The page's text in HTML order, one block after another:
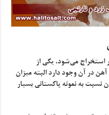
استخراج می‌شود، یکی از
در آن وجود دارد البته میزان
به نمونه پاکستانی بسیار